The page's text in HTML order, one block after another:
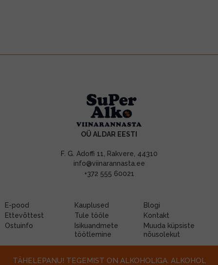
OÜ ALDAR EESTI
F. G. Adoffi 11, Rakvere, 44310
info@viinarannasta.ee
+372 555 60021
E-pood Kauplused
Blogi
Ettevõttest
Tule tööle
Kontakt
Ostuinfo
Isikuandmete
töötlemine
Muuda küpsiste
nõusolekut
TÄHELEPANU! TEGEMIST ON ALKOHOLIGA. ALKOHOL